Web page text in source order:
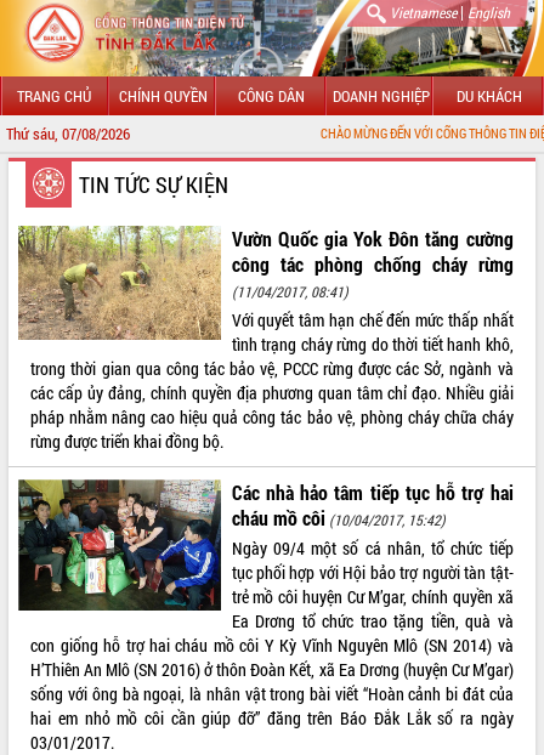
Vietnamese| English
TRANG CHỦ CHÍNH QUYỀN CÔNG DÂN DOANH NGHIỆP DU KHÁCH
Thứ sáu, 07/08/2026 CHÀO MỪNG ĐẾN VỚI CỔNG THÔNG TIN ĐIỆN TỬ TỈNH ĐẮK
GIỚI THIỆU
LÃNH ĐẠO UBND TỈNH
TIN TỨC SỰ KIỆN
SỞ, BAN, NGÀNH
UBND CÁC XÃ, PHƯỜNG
THÔNG TIN CHỈ ĐẠO ĐIỀU HÀNH
HỆ THỐNG VĂN BẢN
VĂN BẢN HĐND TỈNH
ĐIỂM TIN VĂN BẢN
TIN TỨC SỰ KIỆN
Vườn Quốc gia Yok Đôn tăng cường
công tác phòng chống cháy rừng
(11/04/2017, 08:41)
Với quyết tâm hạn chế đến mức thấp nhất
tình trạng cháy rừng do thời tiết hanh khô,
trong thời gian qua công tác bảo vệ, PCCC rừng được các Sở, ngành và
các cấp ủy đảng, chính quyền địa phương quan tâm chỉ đạo. Nhiều giải
pháp nhằm nâng cao hiệu quả công tác bảo vệ, phòng cháy chữa cháy
rừng được triển khai đồng bộ.
Các nhà hảo tâm tiếp tục hỗ trợ hai
cháu mồ côi (10/04/2017, 15:42)
Ngày 09/4 một số cá nhân, tổ chức tiếp
tục phối hợp với Hội bảo trợ người tàn tật-
trẻ mồ côi huyện Cư M’gar, chính quyền xã
Ea Drơng tổ chức trao tặng tiền, quà và
con giống hỗ trợ hai cháu mồ côi Y Kỳ Vĩnh Nguyên Mlô (SN 2014) và
H’Thiên An Mlô (SN 2016) ở thôn Đoàn Kết, xã Ea Drơng (huyện Cư M’gar)
sống với ông bà ngoại, là nhân vật trong bài viết “Hoàn cảnh bi đát của
hai em nhỏ mồ côi cần giúp đỡ” đăng trên Báo Đắk Lắk số ra ngày
03/01/2017.